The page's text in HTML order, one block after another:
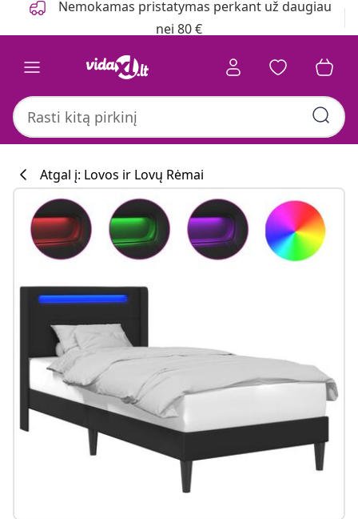
Nemokamas pristatymas perkant už daugiau
nei 80 €
Atgal į: Lovos ir Lovų Rėmai